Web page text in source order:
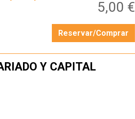
5,00 €
Reservar/Comprar
Y CAPITAL